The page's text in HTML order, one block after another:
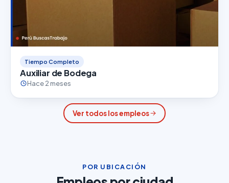
Tiempo Completo
Auxiliar de Bodega
Hace 2 meses
Ver todos los empleos
POR UBICACIÓN